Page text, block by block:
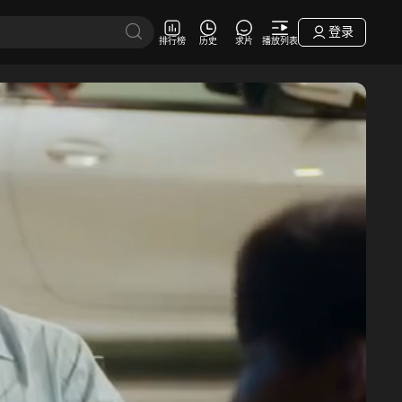
排行榜 历史 求片 播放列表
登录